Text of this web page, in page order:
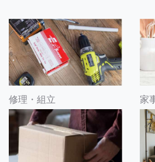
修理・組立 家